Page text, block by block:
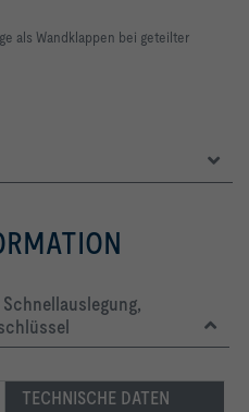
als Wandklappen bei geteilter
TECHNISCHE DATEN